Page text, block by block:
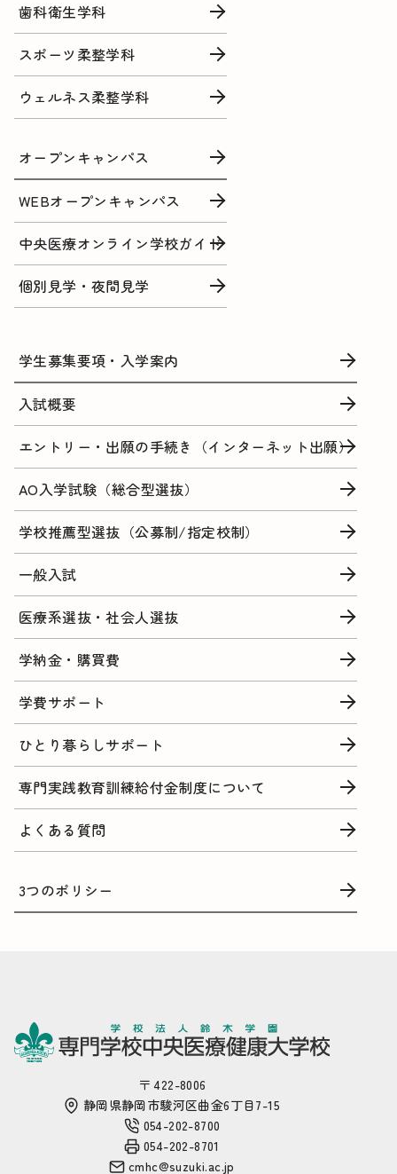
歯科衛生学科
スポーツ柔整学科
ウェルネス柔整学科
オープンキャンパス
WEBオープンキャンパス
中央医療オンライン学校ガイド
個別見学・夜間見学
学生募集要項・入学案内
入試概要
エントリー・出願の手続き（インターネット出願）
AO入学試験（総合型選抜）
学校推薦型選抜（公募制/指定校制）
一般入試
医療系選抜・社会人選抜
学納金・購買費
学費サポート
ひとり暮らしサポート
専門実践教育訓練給付金制度について
よくある質問
3つのポリシー
〒 422-8006
静岡県静岡市駿河区曲金6丁目7-15
054-202-8700
054-202-8701
cmhc@suzuki.ac.jp